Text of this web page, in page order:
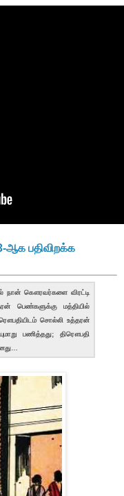
ஆக பதிவிறக்க
நான் கௌரவர்களை விரட்டி
பெண்களுக்கு மத்தியில்
சொல்லி உத்தரன்
பணித்தது; திரௌபதி